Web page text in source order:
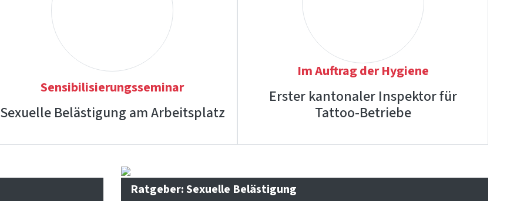
Sensibilisierungsseminar
Sexuelle Belästigung am Arbeitsplatz
Im Auftrag der Hygiene
Erster kantonaler Inspektor für
Tattoo-Betriebe
Ratgeber: Sexuelle Belästigung